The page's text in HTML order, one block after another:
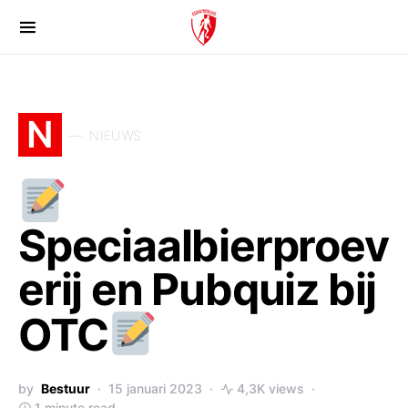
N NIEUWS
Speciaalbierproev
erij en Pubquiz bij
OTC
by Bestuur 15 januari 2023
4,3K views